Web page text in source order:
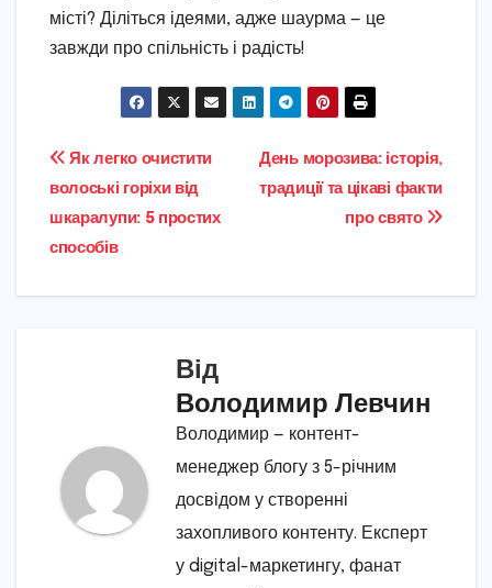
місті? Діліться ідеями, адже шаурма — це
завжди про спільність і радість!
Навігація
записів
День морозива: історія,
традиції та цікаві факти
про свято
Як легко очистити
волоські горіхи від
шкаралупи: 5 простих
способів
Від
Володимир Левчин
Володимир — контент-
менеджер блогу з 5-річним
досвідом у створенні
захопливого контенту. Експерт
у digital-маркетингу, фанат